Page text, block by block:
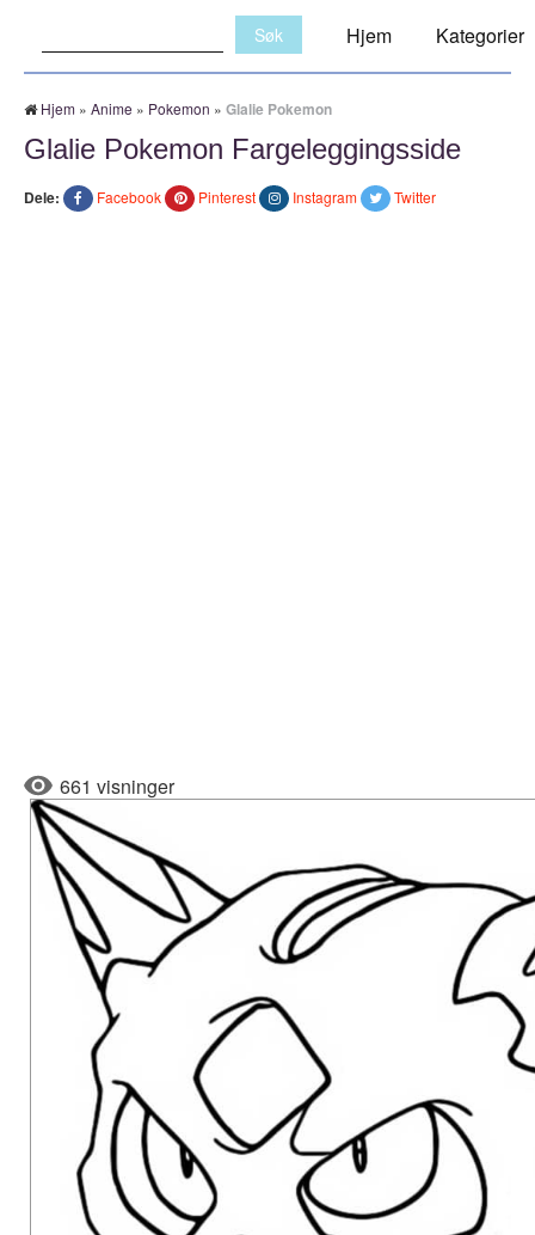
Hjem Kategorier
Hjem » Anime » Pokemon » Glalie Pokemon
Glalie Pokemon Fargeleggingsside
Dele: Facebook Pinterest Instagram Twitter
661 visninger